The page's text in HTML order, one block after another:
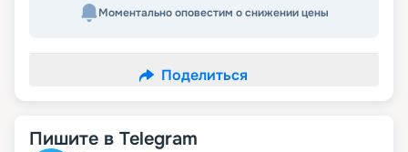
Моментально оповестим о снижении цены
Поделиться
Пишите в Telegram